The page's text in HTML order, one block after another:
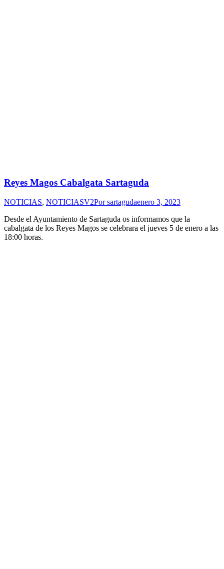
Reyes Magos Cabalgata Sartaguda
NOTICIAS, NOTICIASV2Porsartagudaenero 3, 2023
Desde el Ayuntamiento de Sartaguda os informamos que la
cabalgata de los Reyes Magos se celebrara el jueves 5 de enero a las
18:00 horas.